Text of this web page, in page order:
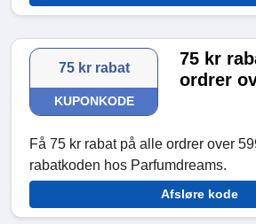
75 kr rabat
KUPONKODE
75 kr
ordrer
Få 75 kr rabat på alle ordrer over
rabatkoden hos Parfumdreams.
Afsløre kode